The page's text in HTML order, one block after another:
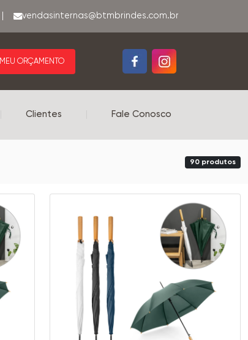
MEU ORÇAMENTO
Clientes Fale Conosco
90 produtos